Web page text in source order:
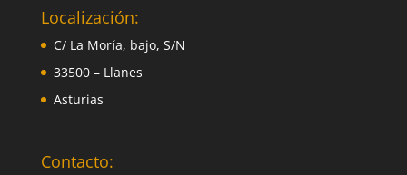
Localización:
C/ La Moría, bajo, S/N
33500 – Llanes
Asturias
Contacto: